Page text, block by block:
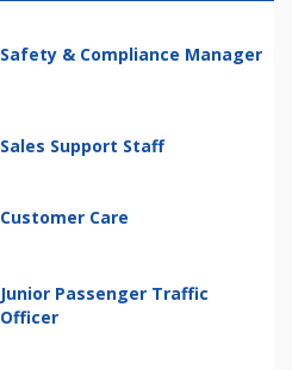
Safety & Compliance Manager
Sales Support Staff
Customer Care
Junior Passenger Traffic
Officer